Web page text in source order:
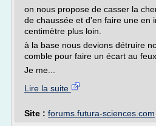
on nous propose de casser la
de chaussée et d'en faire une en
centimètre plus loin.
à la base nous devions détruire
comble pour faire un écart au feux.
Je me...
Lire la suite
Site : forums.futura-sciences.com